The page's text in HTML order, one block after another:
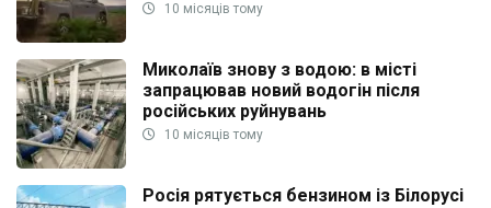
10 місяців тому
Миколаїв знову з водою: в місті
запрацював новий водогін після
російських руйнувань
10 місяців тому
Росія рятується бензином із Білорусі